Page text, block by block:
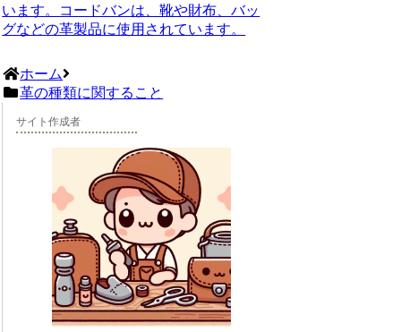
います。コードバンは、靴や財布、バッ
グなどの革製品に使用されています。
ホーム
革の種類に関すること
サイト作成者